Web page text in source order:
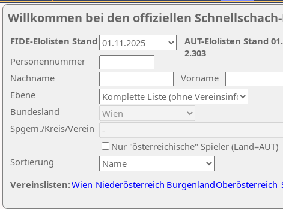
Willkommen bei den offiziellen Schnellschach-
Nachname
Vorname
Ebene
Sortierung
Personennummer
Bundesland
Spgem./Kreis/Verein
Nur "österreichische" Spieler (Land=AUT)
Vereinslisten:Wien Niederösterreich BurgenlandOberösterreich
AUT-Elolisten Stand
2.303
FIDE-Elolisten Stand